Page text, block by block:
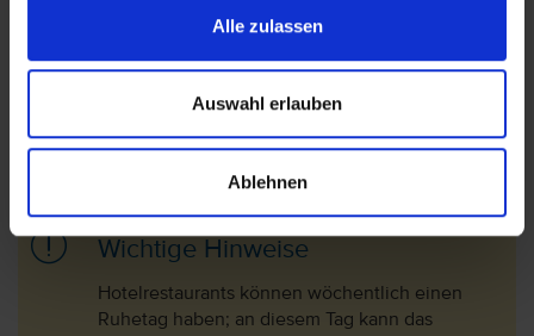
Alle zulassen
Auswahl erlauben
Ablehnen
Hotelbeschreibung für Ihre Buchung relevant ist! Es ist
möglich, dass in Einzelfällen nicht alle Veranstalter
Unterschiede in den beschriebenen Leistungen gibt. Aug.
2023
Wichtige Hinweise
Hotelrestaurants können wöchentlich einen
Ruhetag haben; an diesem Tag kann das